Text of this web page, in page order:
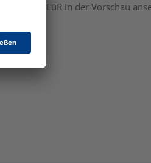
EüR in der Vorschau